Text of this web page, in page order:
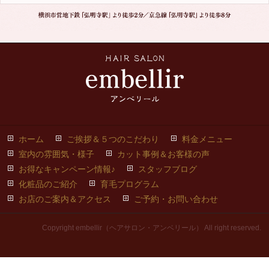
ホーム ご挨拶＆５つのこだわり
料金メニュー
室内の雰囲気・様子
カット事例＆お客様の声
お得なキャンペーン情報♪
スタッフブログ
化粧品のご紹介
育毛プログラム
お店のご案内＆アクセス
ご予約・お問い合わせ
Copyright embellir（ヘアサロン・アンベリール） All right reserved.